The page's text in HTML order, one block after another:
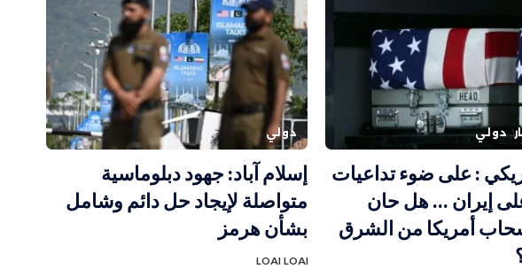
دولي
: على ضوء تداعيات
إيران … هل حان
أمريكا من الشرق
دولي
إسلام آباد: جهود دبلوماسية
متواصلة لإيجاد حل دائم وشامل
بشأن هرمز
LOAI LOAI